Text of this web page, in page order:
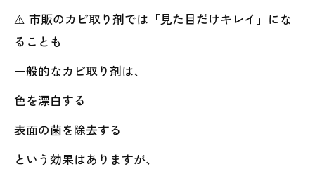
⚠️ 市販のカビ取り剤では「見た目だけキレイ」にな
ることも
一般的なカビ取り剤は、
色を漂白する
表面の菌を除去する
という効果はありますが、